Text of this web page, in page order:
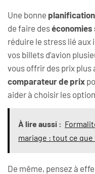
Une bonne planification
de faire des
réduire le stress lié aux
vos billets d’avion
vous offrir des prix plus
comparateur de prix
aider à choisir les
À lire aussi :
mariage : tout ce
De même, pensez à